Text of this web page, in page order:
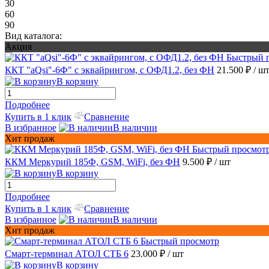
30
60
90
Вид каталога:
Акция
Быстрый
ККТ "aQsi"-6Ф" с эквайрингом, с ОФД1.2, без ФН 21.500 ₽ / шт
В корзину
Подробнее
Купить в 1 клик
Сравнение
В избранное
В наличии
Хит продаж
Быстрый
ККМ Меркурий 185Ф, GSM, WiFi, без ФН 9.500 ₽ / шт
В корзину
Подробнее
Купить в 1 клик
Сравнение
В избранное
В наличии
Хит продаж
Быстрый просмотр
Смарт-терминал АТОЛ СТБ 6 23.000 ₽ / шт
В корзину